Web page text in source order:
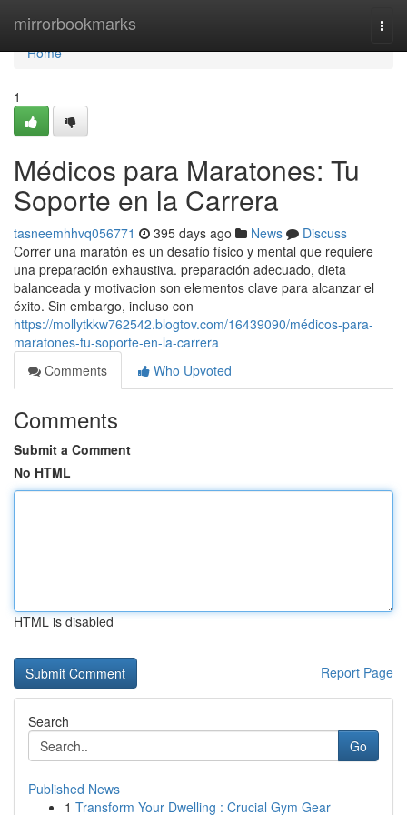
mirrorbookmarks
Home
Home
1
Médicos para Maratones: Tu
Soporte en la Carrera
tasneemhhvq056771 395 days ago News
Discuss
Correr una maratón es un desafío físico y mental que requiere
una preparación exhaustiva. preparación adecuado, dieta
balanceada y motivacion son elementos clave para alcanzar el
éxito. Sin embargo, incluso con
https://mollytkkw762542.blogtov.com/16439090/médicos-para-
maratones-tu-soporte-en-la-carrera
Comments
Who Upvoted
Comments
Submit a Comment
No HTML
HTML is disabled
Report Page
Search
Go
Published News
1 Transform Your Dwelling : Crucial Gym Gear